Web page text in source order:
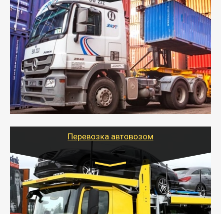
Цена за км. Рассчитывается
индивидуально
- Контейнерные грузоперевозки на специальном
оборудованном транспорте быстро, качественно и
безопасно.
- Наша транспортная компания поможет
организовать доставку в порт и из порта
стандартных контейнеров на контейнеровозе,
шаландах и площадках (открытых кузовах),
используя надежные крепления.
Перевозка автовозом
Цена за км. Рассчитывается
индивидуально